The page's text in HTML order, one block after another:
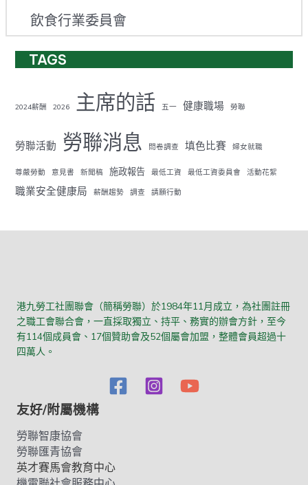
飲食行業委員會
TAGS
2024薪酬 2026 主席的話 五一 健康職場 勞聯
勞聯活動 勞聯消息 問卷調查 填色比賽 婦女就職
尊嚴勞動 意見書 新聞稿 施政報告 最低工資 最低工資委員會 活動花絮
職業安全健康局 薪酬趨勢 調查 請願行動
港九勞工社團聯會（簡稱勞聯）於1984年11月成立，為社團註冊
之職工會聯合會，一直採取獨立、持平、務實的辦會方針，至今
有114個成員會、17個贊助會及52個屬會加盟，整體會員超過十
四萬人。
友好/附屬機構
勞聯智康協會
勞聯匯青協會
英才賽馬會教育中心